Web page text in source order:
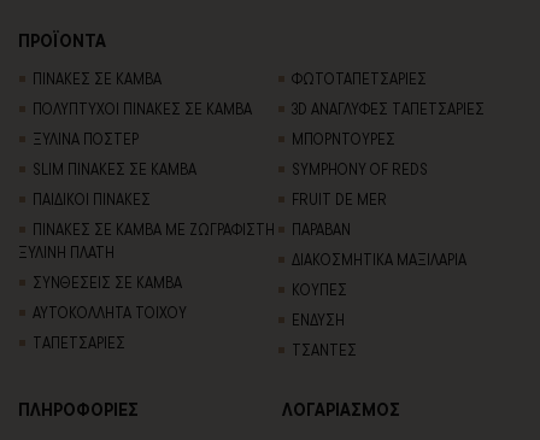
ΠΡΟΪΟΝΤΑ
ΠΙΝΑΚΕΣ ΣΕ ΚΑΜΒΑ
ΠΟΛΥΠΤΥΧΟΙ ΠΙΝΑΚΕΣ ΣΕ ΚΑΜΒΑ
ΞΥΛΙΝΑ ΠΟΣΤΕΡ
SLIM ΠΙΝΑΚΕΣ ΣΕ ΚΑΜΒΑ
ΠΑΙΔΙΚΟΙ ΠΙΝΑΚΕΣ
ΠΙΝΑΚΕΣ ΣΕ ΚΑΜΒΑ ΜΕ ΖΩΓΡΑΦΙΣΤΗ
ΞΥΛΙΝΗ ΠΛΑΤΗ
ΣΥΝΘΕΣΕΙΣ ΣΕ ΚΑΜΒΑ
ΑΥΤΟΚΟΛΛΗΤΑ ΤΟΙΧΟΥ
TΑΠΕΤΣΑΡΙΕΣ
ΦΩΤΟΤΑΠΕΤΣΑΡΙΕΣ
3D AΝΑΓΛΥΦΕΣ TΑΠΕΤΣΑΡΙΕΣ
ΜΠΟΡΝΤΟΥΡΕΣ
SYMPHONY OF REDS
FRUIT DE MER
ΠΑΡΑΒΑΝ
ΔΙΑΚΟΣΜΗΤΙΚΑ ΜΑΞΙΛΑΡΙΑ
ΚΟΥΠΕΣ
ΕΝΔΥΣΗ
ΤΣΑΝΤΕΣ
ΠΛΗΡΟΦΟΡΙΕΣ ΛΟΓΑΡΙΑΣΜΟΣ